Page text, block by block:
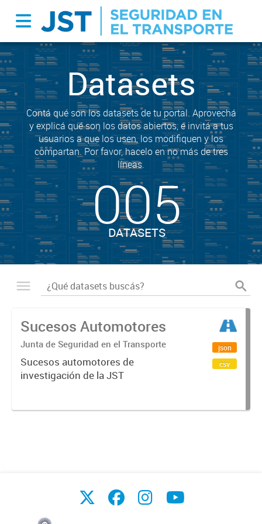
Datasets
Contá qué son los datasets de tu portal. Aprovechá
y explicá qué son los datos abiertos, e invitá a tus
usuarios a que los usen, los modifiquen y los
compartan. Por favor, hacelo en no más de tres
líneas.
005
DATASETS
Sucesos Automotores
Junta de Seguridad en el Transporte
Sucesos automotores de
investigación de la JST
json
csv